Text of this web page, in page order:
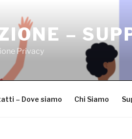
–
Privacy
– Dove siamo Chi Siamo